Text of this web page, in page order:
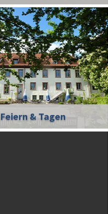
Feiern & Tagen